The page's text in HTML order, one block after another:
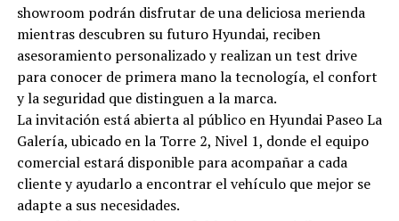
showroom podrán disfrutar de una deliciosa merienda
mientras descubren su futuro Hyundai, reciben
asesoramiento personalizado y realizan un test drive
para conocer de primera mano la tecnología, el confort
y la seguridad que distinguen a la marca.
La invitación está abierta al público en Hyundai Paseo La
Galería, ubicado en la Torre 2, Nivel 1, donde el equipo
comercial estará disponible para acompañar a cada
cliente y ayudarlo a encontrar el vehículo que mejor se
adapte a sus necesidades.